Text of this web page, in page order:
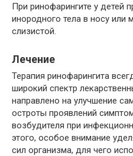
При ринофарингите у детей
инородного тела в носу или
слизистой.
Лечение
Терапия ринофарингита
широкий спектр
направлено на улучшение
остроты проявлений
возбудителя при
этого, особое внимание
сил организма, для чего